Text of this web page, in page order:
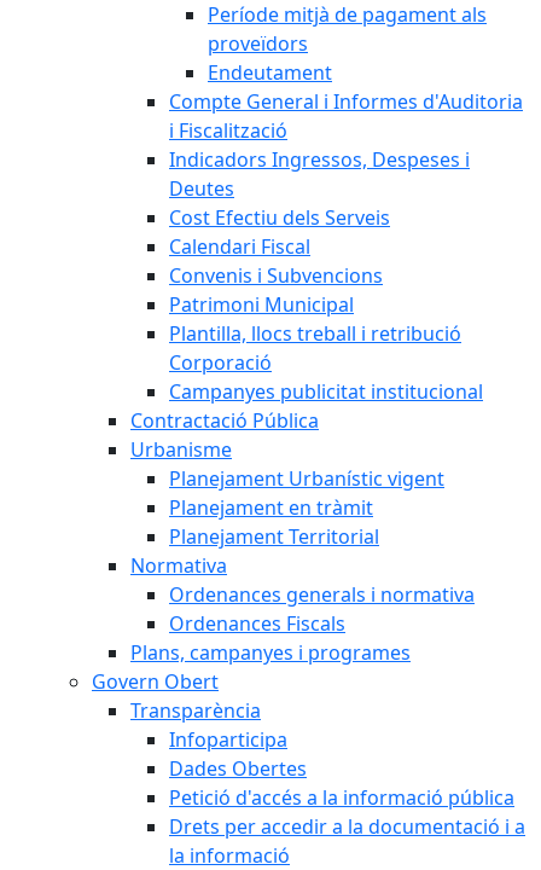
Període mitjà de pagament als
proveïdors
Endeutament
Compte General i Informes d'Auditoria
i Fiscalització
Indicadors Ingressos, Despeses i
Deutes
Cost Efectiu dels Serveis
Calendari Fiscal
Convenis i Subvencions
Patrimoni Municipal
Plantilla, llocs treball i retribució
Corporació
Campanyes publicitat institucional
Contractació Pública
Urbanisme
Planejament Urbanístic vigent
Planejament en tràmit
Planejament Territorial
Normativa
Ordenances generals i normativa
Ordenances Fiscals
Plans, campanyes i programes
Govern Obert
Transparència
Infoparticipa
Dades Obertes
Petició d'accés a la informació pública
Drets per accedir a la documentació i a
la informació